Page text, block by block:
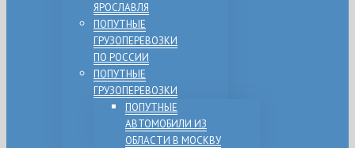
ЯРОСЛАВЛЯ
ПОПУТНЫЕ
ГРУЗОПЕРЕВОЗКИ
ПО РОССИИ
ПОПУТНЫЕ
ГРУЗОПЕРЕВОЗКИ
ПОПУТНЫЕ
АВТОМОБИЛИ ИЗ
ОБЛАСТИ В МОСКВУ